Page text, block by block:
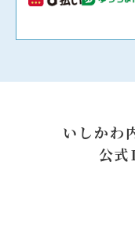
いしかわ
公